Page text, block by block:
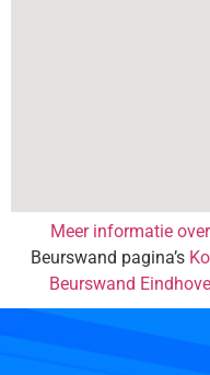
Meer informatie
Beurswand pagina’s
Beurswand